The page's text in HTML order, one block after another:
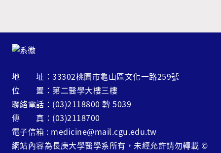
地 址：33302桃園市龜山區文化一路259號
位 置：第二醫學大樓三樓
聯絡電話：(03)2118800 轉 5039
傳 真：(03)2118700
電子信箱 : medicine@mail.cgu.edu.tw
網站內容為長庚大學醫學系所有，未經允許請勿轉載 ©